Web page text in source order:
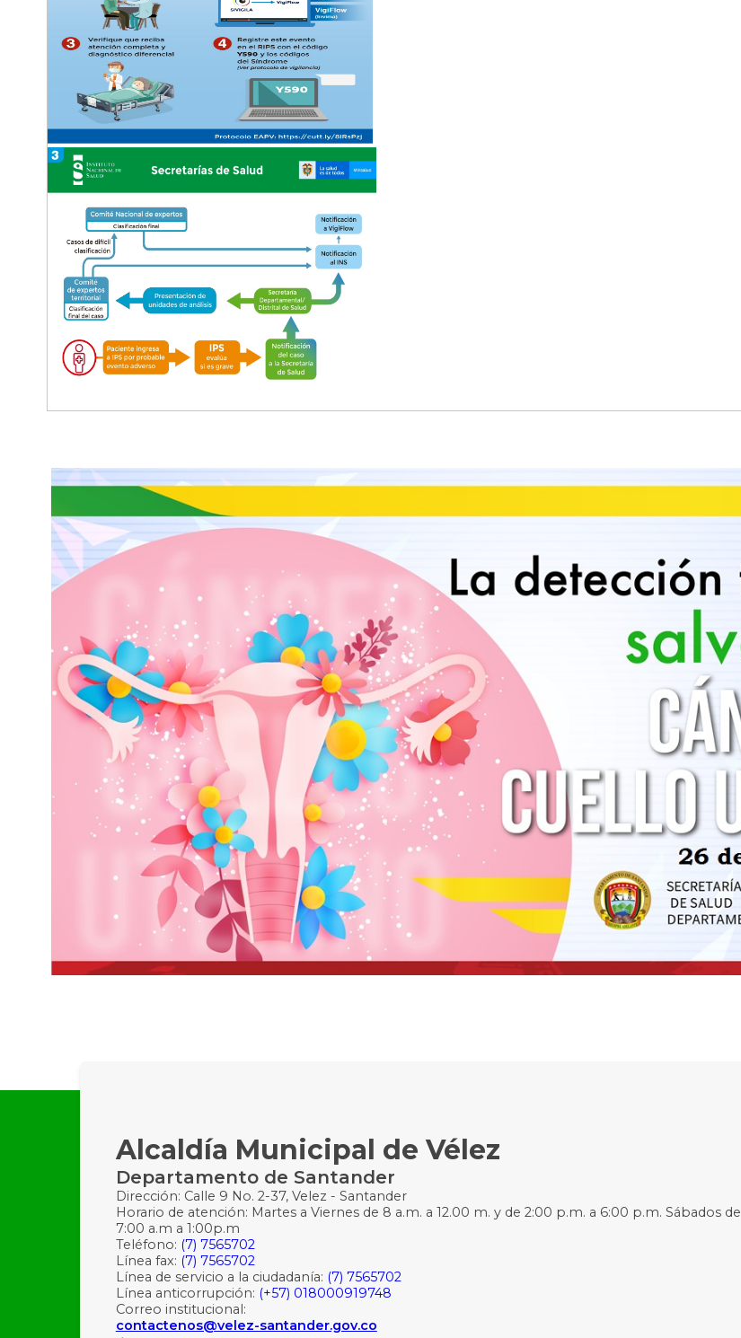
Alcaldía Municipal de Vélez
Departamento de Santander
Dirección: Calle 9 No. 2-37, Velez - Santander
Horario de atención: Martes a Viernes de 8 a.m. a 12.00 m. y de 2:00 p.m. a 6:00 p.m. Sábados de
7:00 a.m a 1:00p.m
Teléfono: (7) 7565702
Línea fax: (7) 7565702
Línea de servicio a la ciudadanía: (7) 7565702
Línea anticorrupción: (+57) 018000919748
Correo institucional:
contactenos@velez-santander.gov.co